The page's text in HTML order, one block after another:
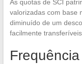
As quotas de SCI
valorizadas com base
diminuído de um
facilmente